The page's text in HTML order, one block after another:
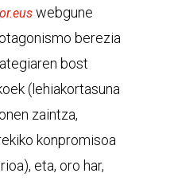
webgune
berezia
bost
(lehiakortasuna
zaintza,
konpromisoa
eta, oro har,